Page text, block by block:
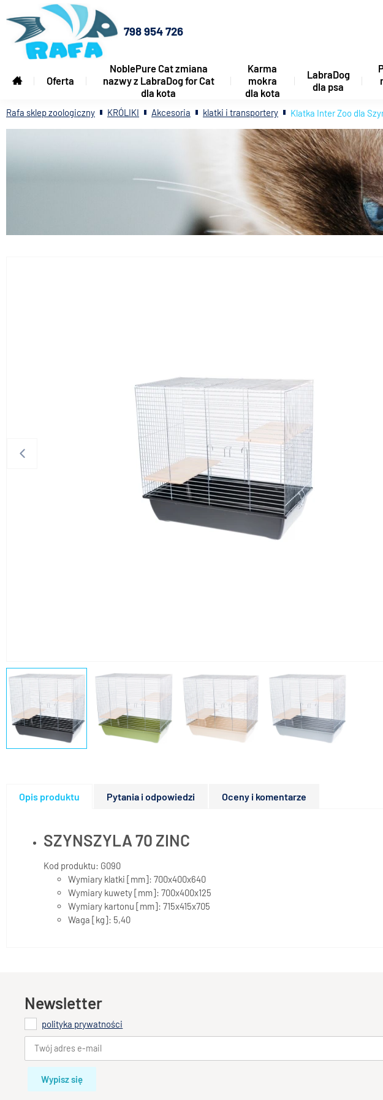
798 954 726
Oferta
NoblePure Cat zmiana
nazwy z LabraDog for Cat
dla kota
Karma
mokra
dla kota
LabraDog
dla psa
Rafa sklep zoologiczny KRÓLIKI Akcesoria klatki i transportery Klatka Inter Zoo dla
Opis produktu Pytania i odpowiedzi Oceny i komentarze
SZYNSZYLA 70 ZINC
Kod produktu: G090
Wymiary klatki [mm]: 700x400x640
Wymiary kuwety [mm]: 700x400x125
Wymiary kartonu [mm]: 715x415x705
Waga [kg]: 5,40
Newsletter
polityka prywatności
Wypisz się